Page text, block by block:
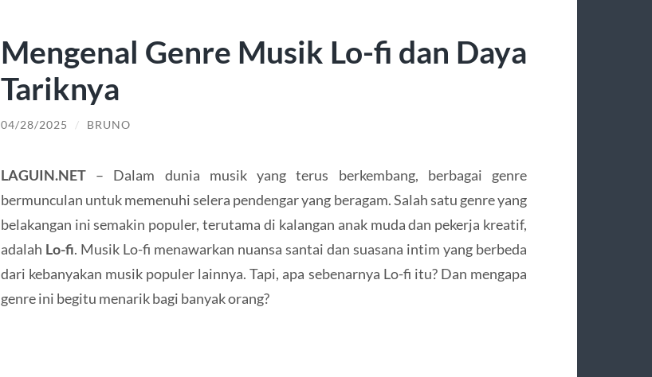
Mengenal Genre Musik Lo-fi dan Daya
Tariknya
04/28/2025 / BRUNO
LAGUIN.NET– Dalam dunia musik yang terus berkembang, berbagai genre
bermunculan untuk memenuhi selera pendengar yang beragam. Salah satu genre yang
belakangan ini semakin populer, terutama di kalangan anak muda dan pekerja kreatif,
adalah Lo-fi. Musik Lo-fi menawarkan nuansa santai dan suasana intim yang berbeda
dari kebanyakan musik populer lainnya. Tapi, apa sebenarnya Lo-fi itu? Dan mengapa
genre ini begitu menarik bagi banyak orang?